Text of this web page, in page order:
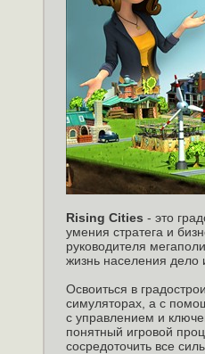
Rising Cities - это
умения стратега и
руководителя
жизнь населения дело
Освоиться в
симуляторах, а с
с управлением и
понятный игровой
сосредоточить все